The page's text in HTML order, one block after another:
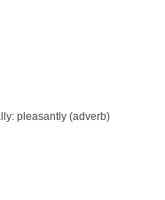
pleasantly (adverb)